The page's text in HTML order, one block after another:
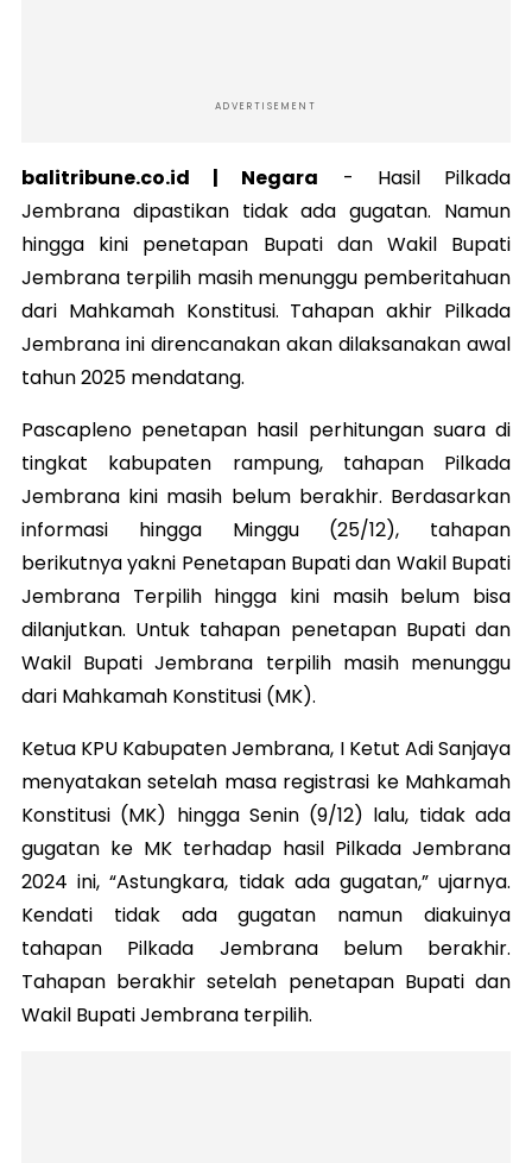
ADVERTISEMENT
balitribune.co.id | Negara - Hasil Pilkada
Jembrana dipastikan tidak ada gugatan. Namun
hingga kini penetapan Bupati dan Wakil Bupati
Jembrana terpilih masih menunggu pemberitahuan
dari Mahkamah Konstitusi. Tahapan akhir Pilkada
Jembrana ini direncanakan akan dilaksanakan awal
tahun 2025 mendatang.
Pascapleno penetapan hasil perhitungan suara di
tingkat kabupaten rampung, tahapan Pilkada
Jembrana kini masih belum berakhir. Berdasarkan
informasi hingga Minggu (25/12), tahapan
berikutnya yakni Penetapan Bupati dan Wakil Bupati
Jembrana Terpilih hingga kini masih belum bisa
dilanjutkan. Untuk tahapan penetapan Bupati dan
Wakil Bupati Jembrana terpilih masih menunggu
dari Mahkamah Konstitusi (MK).
Ketua KPU Kabupaten Jembrana, I Ketut Adi Sanjaya
menyatakan setelah masa registrasi ke Mahkamah
Konstitusi (MK) hingga Senin (9/12) lalu, tidak ada
gugatan ke MK terhadap hasil Pilkada Jembrana
2024 ini, “Astungkara, tidak ada gugatan,” ujarnya.
Kendati tidak ada gugatan namun diakuinya
tahapan Pilkada Jembrana belum berakhir.
Tahapan berakhir setelah penetapan Bupati dan
Wakil Bupati Jembrana terpilih.